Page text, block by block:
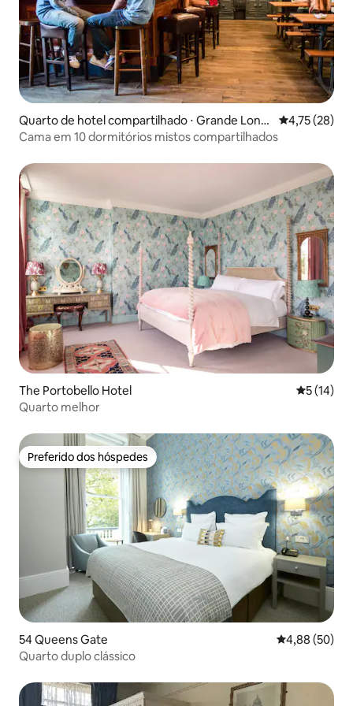
Quarto de hotel compartilhado ⋅ Grande Londr
es
4,75 de uma
4,75 (28)
Cama em 10 dormitórios mistos compartilhados
The Portobello Hotel 5 de uma
5 (14)
Quarto melhor
Preferido dos hóspedes
Preferido dos hóspedes
54 Queens Gate 4,88 de uma
4,88 (50)
Quarto duplo clássico